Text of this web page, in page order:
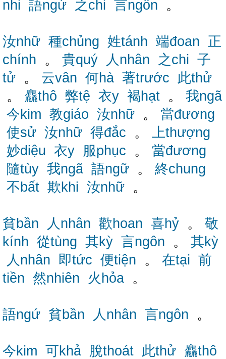
nhi 語ngứ 之chi 言ngôn 。
汝nhữ 種chủng 姓tánh 端đoan 正
chính 。 貴quý 人nhân 之chi 子
tử 。 云vân 何hà 著trước
此thử
。 麤thô 弊tệ 衣y 褐hạt 。 我ngã
今kim 教giáo 汝nhữ 。 當đương
使sử 汝nhữ 得đắc 。 上thượng
妙diệu 衣y 服phục 。 當đương
隨tùy 我ngã 語ngữ 。 終chung
不bất 欺khi 汝nhữ 。
貧bần 人nhân 歡hoan 喜hỷ 。 敬
kính 從tùng 其kỳ 言ngôn 。 其kỳ
人nhân 即tức 便tiện 。 在tại 前
tiền 然nhiên 火hỏa 。
語ngứ 貧bần 人nhân 言ngôn 。
今kim 可khả 脫thoát 此thử 麤thô